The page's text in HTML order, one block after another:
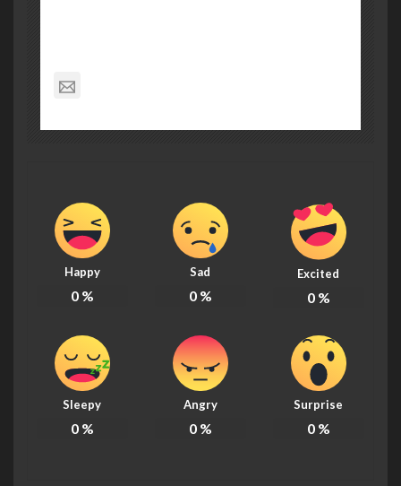
Happy
0%
Sad
0%
Excited
0%
Sleepy
0%
Angry
0%
Surprise
0%